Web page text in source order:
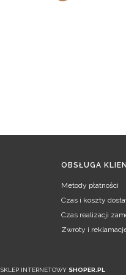
OBSŁUGA
Metody płatności
Czas i koszty
Czas realizacji
Zwroty i
SKLEP INTERNETOWY SHOPER.PL